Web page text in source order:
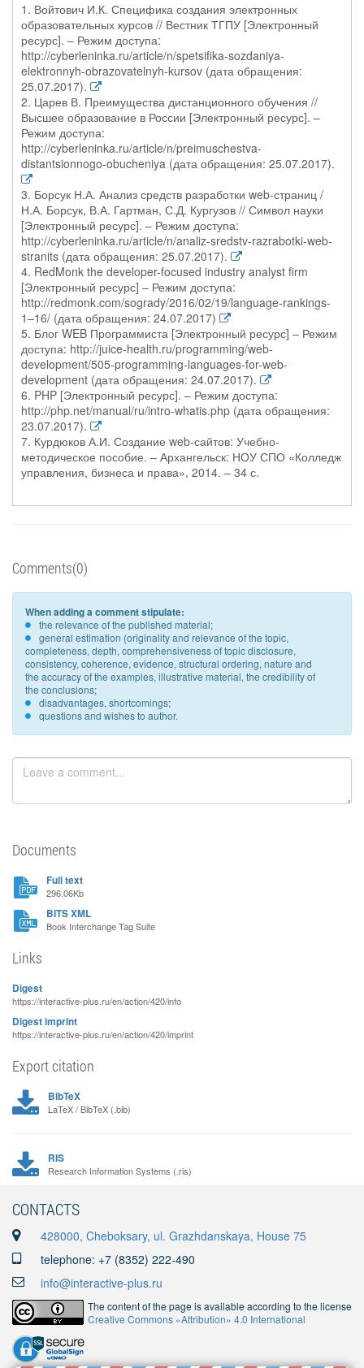
1. Войтович И.К. Специфика создания электронных
образовательных курсов // Вестник ТГПУ [Электронный
ресурс]. – Режим доступа:
http://cyberleninka.ru/article/n/spetsifika-sozdaniya-
elektronnyh-obrazovatelnyh-kursov (дата обращения:
25.07.2017).
2. Царев В. Преимущества дистанционного обучения //
Высшее образование в России [Электронный ресурс]. –
Режим доступа:
http://cyberleninka.ru/article/n/preimuschestva-
distantsionnogo-obucheniya (дата обращения: 25.07.2017).
3. Борсук Н.А. Анализ средств разработки web-страниц /
Н.А. Борсук, В.А. Гартман, С.Д. Кургузов // Символ науки
[Электронный ресурс]. – Режим доступа:
http://cyberleninka.ru/article/n/analiz-sredstv-razrabotki-web-
stranits (дата обращения: 25.07.2017).
4. RedMonk the developer-focused industry analyst firm
[Электронный ресурс] – Режим доступа:
http://redmonk.com/sogrady/2016/02/19/language-rankings-
1–16/ (дата обращения: 24.07.2017)
5. Блог WEB Программиста [Электронный ресурс] – Режим
доступа: http://juice-health.ru/programming/web-
development/505-programming-languages-for-web-
development (дата обращения: 24.07.2017).
6. PHP [Электронный ресурс]. – Режим доступа:
http://php.net/manual/ru/intro-whatis.php (дата обращения:
23.07.2017).
7. Курдюков А.И. Создание web-сайтов: Учебно-
методическое пособие. – Архангельск: НОУ СПО «Колледж
управления, бизнеса и права», 2014. – 34 с.
Comments(0)
When adding a comment stipulate:
the relevance of the published material;
general estimation (originality and relevance of the topic,
completeness, depth, comprehensiveness of topic disclosure,
consistency, coherence, evidence, structural ordering, nature and
the accuracy of the examples, illustrative material, the credibility of
the conclusions;
disadvantages, shortcomings;
questions and wishes to author.
Documents
Full text
296.06Kb
BITS XML
Book Interchange Tag Suite
Links
Digest
https://interactive-plus.ru/en/action/420/info
Digest imprint
https://interactive-plus.ru/en/action/420/imprint
Export citation
BibTeX
LaTeX / BibTeX (.bib)
RIS
Research Information Systems (.ris)
CONTACTS
428000, Cheboksary, ul. Grazhdanskaya, House 75
telephone: +7 (8352) 222-490
info@interactive-plus.ru
The content of the page is available according to the license
Creative Commons «Attribution» 4.0 International